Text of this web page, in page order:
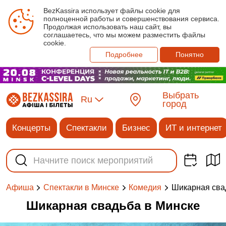
BezKassira использует файлы cookie для
полноценной работы и совершенствования сервиса.
Продолжая использовать наш сайт, вы
соглашаетесь, что мы можем разместить файлы
cookie.
Подробнее
Понятно
Ru
Выбрать
город
Концерты Спектакли Бизнес ИТ и интернет
Афиша Спектакли в Минске Комедия Шикарная
Шикарная свадьба в Минске